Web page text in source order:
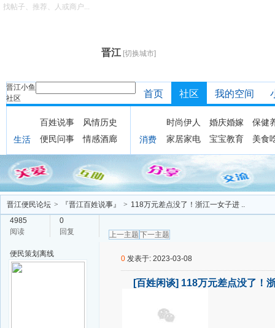
晋江 [切换城市]
晋江小鱼
社区
找帖子、推荐、人或商户...
首页 社区 我的空间
生活
百姓说事
风情历史
便民问事
情感酒廊 消费
时尚伊人 婚庆婚嫁
保健
家居家电
宝宝教育 美食
晋江便民论坛 > 『晋江百姓说事』 > 118万元差点没了！浙江一女子进 ..
4985
阅读
0
回复
上一主题 下一主题
便民策划 离线
0 发表于: 2023-03-08
[百姓闲谈] 118万元差点没了！